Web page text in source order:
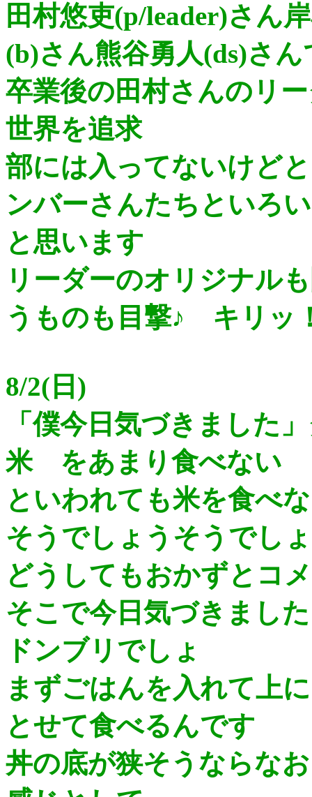
田村悠吏(p/leader)さん
(b)さん熊谷勇人(ds)さ
卒業後の田村さんのリ
世界を追求
部には入ってないけど
ンバーさんたちといろ
と思います
リーダーのオリジナル
うものも目撃♪ キリッ
8/2(日)
「僕今日気づきました
米 をあまり食べない
といわれても米を食べ
そうでしょうそうでし
どうしてもおかずとコ
そこで今日気づきました
ドンブリでしょ
まずごはんを入れて上
とせて食べるんです
丼の底が狭そうならな